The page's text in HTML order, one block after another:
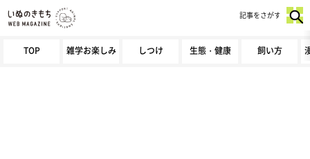
TOP 雑学お楽しみ しつけ 生態・健康 飼い方
記事をさがす